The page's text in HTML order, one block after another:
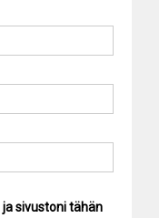
sivustoni tähän